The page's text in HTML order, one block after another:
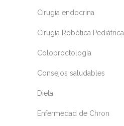
Cirugía endocrina
Cirugía Robótica Pediátrica
Coloproctología
Consejos saludables
Dieta
Enfermedad de Chron